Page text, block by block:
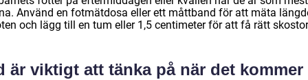
Använd en fotmätdosa eller ett måttband för att mäta
och lägg till en tum eller 1,5 centimeter för att få rätt
är viktigt att tänka på när det